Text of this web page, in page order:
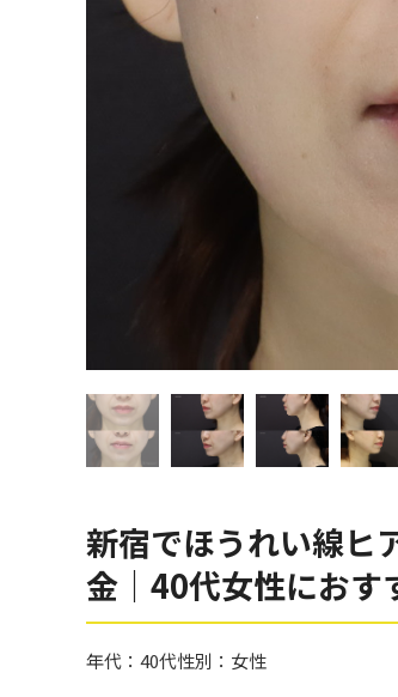
ほうれい線
目の下のクマ取り
その他
性別から探す
男性
Age
年代から探す
新宿でほうれい線ヒ
金｜40代女性におす
年代： 40代性別： 女性